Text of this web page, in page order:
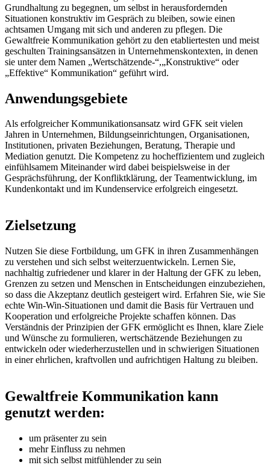
Grundhaltung zu begegnen, um selbst in herausfordernden
Situationen konstruktiv im Gespräch zu bleiben, sowie einen
achtsamen Umgang mit sich und anderen zu pflegen. Die
Gewaltfreie Kommunikation gehört zu den etabliertesten und meist
geschulten Trainingsansätzen in Unternehmenskontexten, in denen
sie unter dem Namen „Wertschätzende-“,„Konstruktive“ oder
„Effektive“ Kommunikation“ geführt wird.
Anwendungsgebiete
Als erfolgreicher Kommunikationsansatz wird GFK seit vielen
Jahren in Unternehmen, Bildungseinrichtungen, Organisationen,
Institutionen, privaten Beziehungen, Beratung, Therapie und
Mediation genutzt. Die Kompetenz zu hocheffizientem und zugleich
einfühlsamem Miteinander wird dabei beispielsweise in der
Gesprächsführung, der Konfliktklärung, der Teamentwicklung, im
Kundenkontakt und im Kundenservice erfolgreich eingesetzt.
Zielsetzung
Nutzen Sie diese Fortbildung, um GFK in ihren Zusammenhängen
zu verstehen und sich selbst weiterzuentwickeln. Lernen Sie,
nachhaltig zufriedener und klarer in der Haltung der GFK zu leben,
Grenzen zu setzen und Menschen in Entscheidungen einzubeziehen,
so dass die Akzeptanz deutlich gesteigert wird. Erfahren Sie, wie Sie
echte Win-Win-Situationen und damit die Basis für Vertrauen und
Kooperation und erfolgreiche Projekte schaffen können. Das
Verständnis der Prinzipien der GFK ermöglicht es Ihnen, klare Ziele
und Wünsche zu formulieren, wertschätzende Beziehungen zu
entwickeln oder wiederherzustellen und in schwierigen Situationen
in einer ehrlichen, kraftvollen und aufrichtigen Haltung zu bleiben.
Gewaltfreie Kommunikation kann
genutzt werden:
um präsenter zu sein
mehr Einfluss zu nehmen
mit sich selbst mitfühlender zu sein